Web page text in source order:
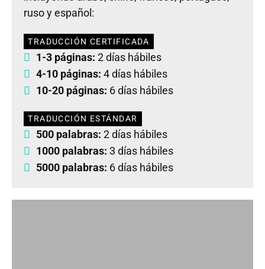
ruso y español:
TRADUCCIÓN CERTIFICADA
1-3 páginas: 2 días hábiles
4-10 páginas: 4 días hábiles
10-20 páginas: 6 días hábiles
TRADUCCIÓN ESTÁNDAR
500 palabras: 2 días hábiles
1000 palabras: 3 días hábiles
5000 palabras: 6 días hábiles